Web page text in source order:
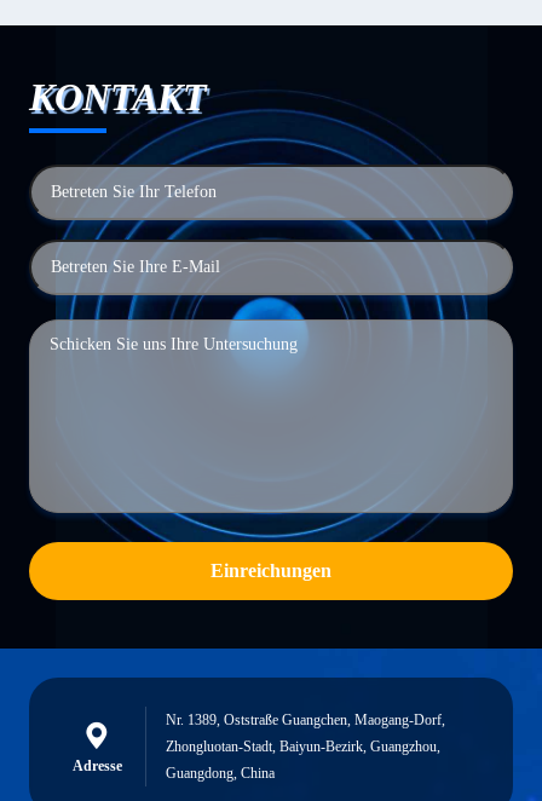
KONTAKT
Einreichungen
Adresse
Nr. 1389, Oststraße Guangchen, Maogang-Dorf,
Zhongluotan-Stadt, Baiyun-Bezirk, Guangzhou,
Guangdong, China